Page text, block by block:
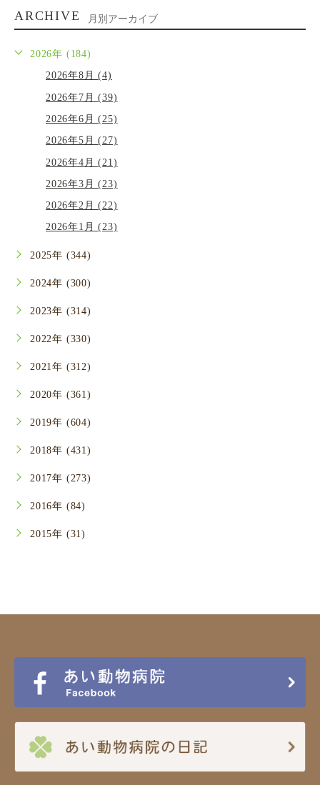
ARCHIVE 月別アーカイブ
2026年 (184)
2026年8月 (4)
2026年7月 (39)
2026年6月 (25)
2026年5月 (27)
2026年4月 (21)
2026年3月 (23)
2026年2月 (22)
2026年1月 (23)
2025年 (344)
2024年 (300)
2023年 (314)
2022年 (330)
2021年 (312)
2020年 (361)
2019年 (604)
2018年 (431)
2017年 (273)
2016年 (84)
2015年 (31)